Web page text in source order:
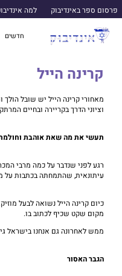
פרסום ספר באינדיבוק למה
חדשים
קרינה הייל
מאחורי קרינה הייל יש שובל
וציוני הדרך בקריירה ובחיים
תעשי את מה שאת אוהבת
רגע לפני שנדבר על כמה מרבי
עיתונאית, שהתמחתה בכתבות על
כיום קרינה הייל נשואה לבעל
מקום שקט שכיף לכתוב בו.
ממש לאחרונה גם אנחנו בישראל
הגבר האסור